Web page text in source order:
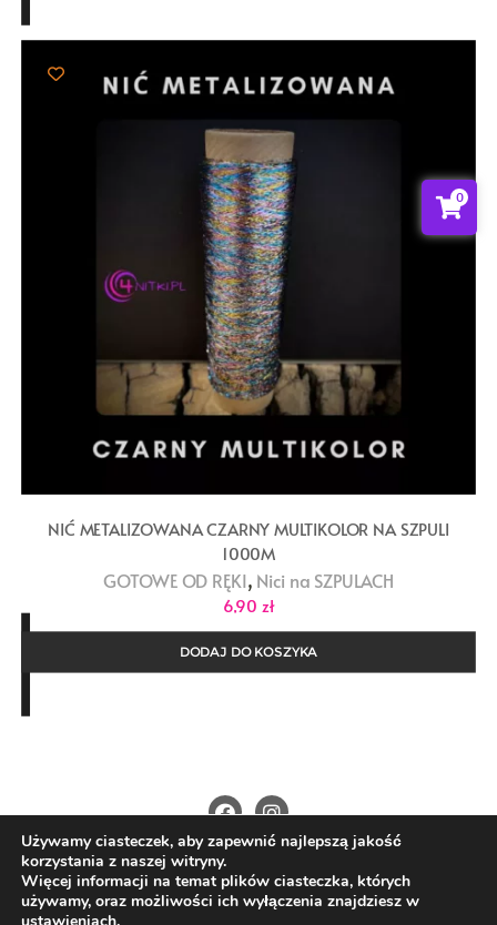
NIĆ METALIZOWANA CZARNY MULTIKOLOR NA SZPULI
1000M
GOTOWE OD RĘKI, Nici na SZPULACH
6,90 zł
DODAJ DO KOSZYKA
O Nas Kontakt Polityka prywatności
Regulamin
Wysyłka i płatności
Copyright ©2026 4nitki.pl . All rights reserved.
Używamy ciasteczek, aby zapewnić najlepszą jakość
korzystania z naszej witryny.
Więcej informacji na temat plików ciasteczka, których
używamy, oraz możliwości ich wyłączenia znajdziesz w
0